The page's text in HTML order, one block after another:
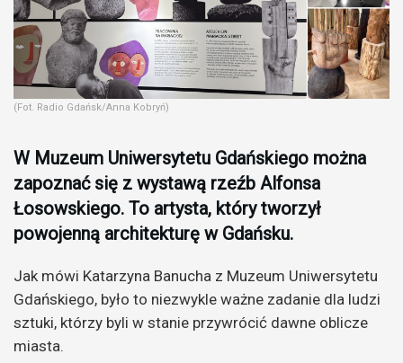
(Fot. Radio Gdańsk/Anna Kobryń)
W Muzeum Uniwersytetu Gdańskiego można
zapoznać się z wystawą rzeźb Alfonsa
Łosowskiego. To artysta, który tworzył
powojenną architekturę w Gdańsku.
Jak mówi Katarzyna Banucha z Muzeum Uniwersytetu
Gdańskiego, było to niezwykle ważne zadanie dla ludzi
sztuki, którzy byli w stanie przywrócić dawne oblicze
miasta.